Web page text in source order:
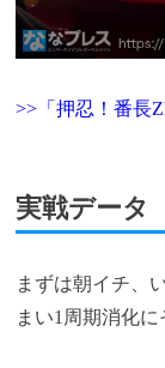
>>「押忍！番長
実戦データ
まずは朝イチ、
まい1周期消化